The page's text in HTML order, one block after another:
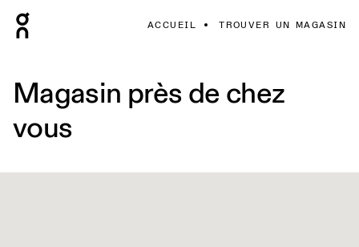
ACCUEIL TROUVER UN MAGASIN
Magasin près de chez
vous